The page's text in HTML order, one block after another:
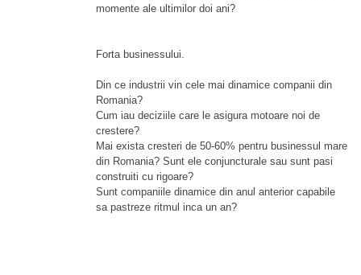
momente ale ultimilor doi ani?
Forta businessului.
Din ce industrii vin cele mai dinamice companii din
Romania?
Cum iau deciziile care le asigura motoare noi de
crestere?
Mai exista cresteri de 50-60% pentru businessul mare
din Romania? Sunt ele conjuncturale sau sunt pasi
construiti cu rigoare?
Sunt companiile dinamice din anul anterior capabile
sa pastreze ritmul inca un an?